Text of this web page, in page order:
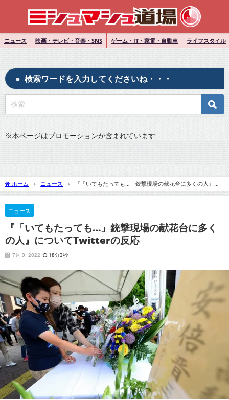
ニュース 映画・テレビ・音楽・SNS ゲーム・IT・家電・自動車 ライフスタイル
検索ワードを入力してくださいね・・・
※本ページはプロモーションが含まれています
ホーム ニュース
『「いてもたっても…」銃撃現場の献花台に多くの人』に
ついてTwitterの反応
ニュース
『「いてもたっても…」銃撃現場の献花台に多く
の人』についてTwitterの反応
7月 9, 2022 18分3秒